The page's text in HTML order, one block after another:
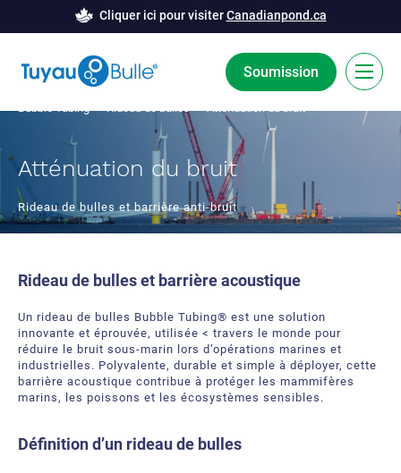
Cliquer ici pour visiterCanadianpond.ca
Soumission
La technologie Bubble Tubing®
Solutions
Aération
Innovation développement
Ressources
À Propos
Bubble Tubing>Rideau de bulles> Atténuation du bruit
Atténuation du bruit
Rideau de bulles et barrière anti-bruit
Rideau de bulles et barrière acoustique
Un rideau de bulles Bubble Tubing® est une solution
innovante et éprouvée, utilisée < travers le monde pour
réduire le bruit sous-marin lors d’opérations marines et
industrielles. Polyvalente, durable et simple à déployer, cette
barrière acoustique contribue à protéger les mammifères
marins, les poissons et les écosystèmes sensibles.
Définition d’un rideau de bulles